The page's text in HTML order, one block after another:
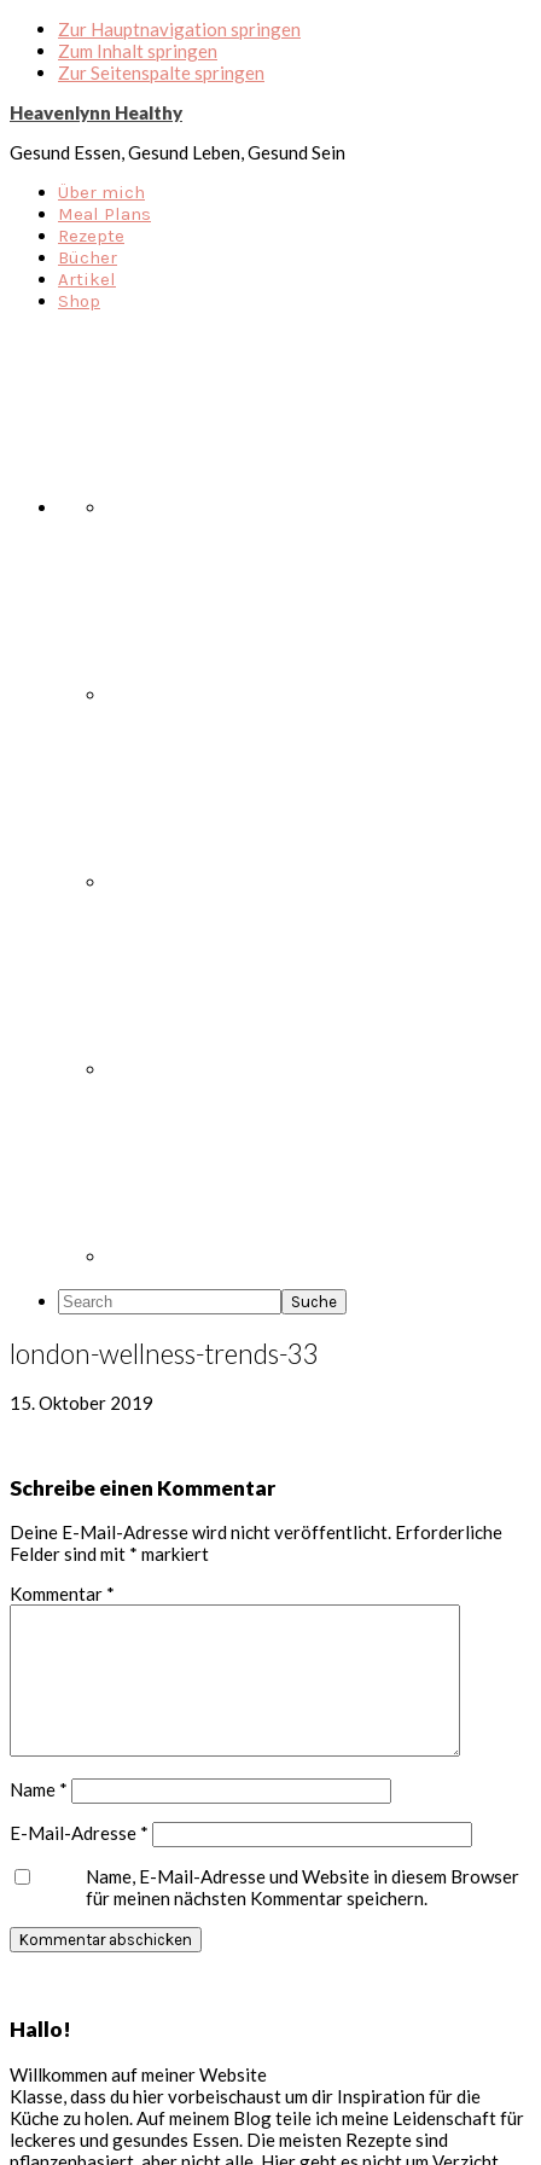
Zur Hauptnavigation springen
Zum Inhalt springen
Zur Seitenspalte springen
Heavenlynn Healthy
Gesund Essen, Gesund Leben, Gesund Sein
Über mich
Meal Plans
Rezepte
Bücher
Artikel
Shop
Search
london-wellness-trends-33
15. Oktober 2019
Leser-
Interaktionen
Schreibe einen Kommentar
Deine E-Mail-Adresse wird nicht veröffentlicht. Erforderliche
Felder sind mit * markiert
Kommentar *
Name *
E-Mail-Adresse *
Name, E-Mail-Adresse und Website in diesem Browser
für meinen nächsten Kommentar speichern.
Hallo!
Willkommen auf meiner Website
Klasse, dass du hier vorbeischaust um dir Inspiration für die
Küche zu holen. Auf meinem Blog teile ich meine Leidenschaft für
leckeres und gesundes Essen. Die meisten Rezepte sind